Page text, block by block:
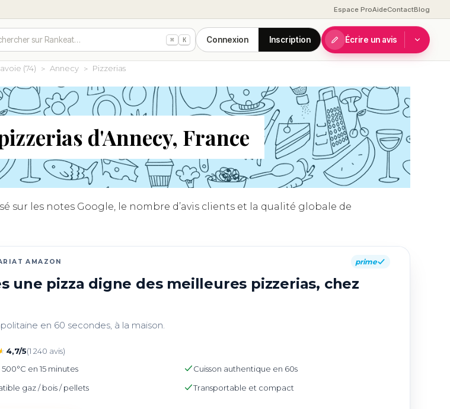
Espace ProAideContactBlog
sur Rankeat… ⌘ K Connexion Inscription Écrire un avis
(74) Annecy Pizzerias
d'Annecy, France
sur les notes Google, le nombre d’avis clients et la qualité globale de
AMAZON prime
une pizza digne des meilleures pizzerias, chez
en 60 secondes, à la maison.
4,7/5(1 240 avis)
en 15 minutes
Cuisson authentique en 60s
gaz / bois / pellets
Transportable et compact